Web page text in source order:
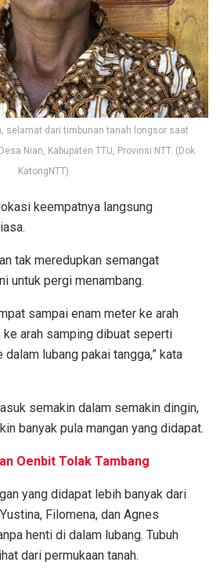
selamat dari timbunan tanah longsor saat
Nian, Kabupaten TTU, Provinsi NTT. (Dok.
KatongNTT).
keempatnya langsung
tak meredupkan semangat
untuk pergi menambang.
sampai enam meter ke arah
ke arah samping dibuat seperti
lubang pakai tangga,” kata
semakin dalam semakin dingin,
banyak pula mangan yang didapat.
Oenbit Tolak Tambang
yang didapat lebih banyak dari
Filomena, dan Agnes
henti di dalam lubang. Tubuh
dari permukaan tanah.